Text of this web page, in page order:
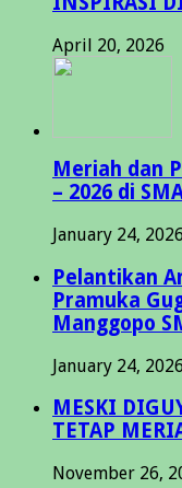
April 20, 2026
Meriah dan
– 2026 di
January 24, 2026
Pelantikan
Pramuka
Manggopo
January 24, 2026
MESKI
TETAP
November 26,